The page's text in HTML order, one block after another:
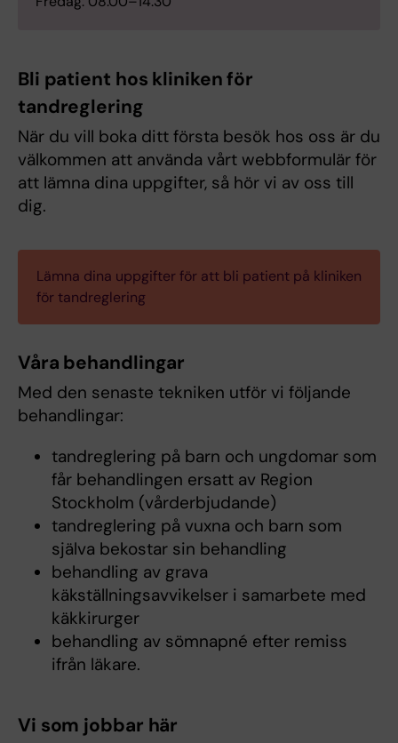
Bli patient hos kliniken för
tandreglering
När du vill boka ditt första besök hos oss är du
välkommen att använda vårt webbformulär för
att lämna dina uppgifter, så hör vi av oss till
dig.
Lämna dina uppgifter för att bli patient på kliniken
för tandreglering
Våra behandlingar
Med den senaste tekniken utför vi följande
behandlingar:
tandreglering på barn och ungdomar som
får behandlingen ersatt av Region
Stockholm (vårderbjudande)
tandreglering på vuxna och barn som
själva bekostar sin behandling
behandling av grava
käkställningsavvikelser i samarbete med
käkkirurger
​behandling av sömnapné efter remiss
ifrån läkare.
Vi som jobbar här